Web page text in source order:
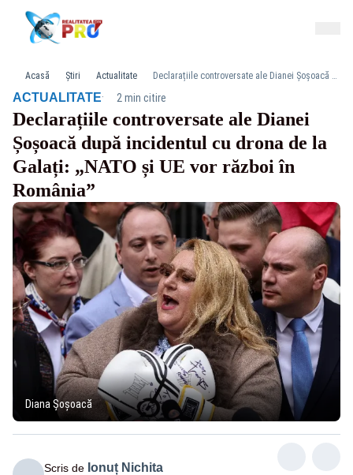
Acasă Știri Actualitate Declarațiile controversate ale Dianei Șoșoacă după incidentul cu drona de la Galați: „NATO și UE vor război în România”
ACTUALITATE· 2 min citire
Declarațiile controversate ale Dianei
Șoșoacă după incidentul cu drona de la
Galați: „NATO și UE vor război în
România”
Diana Șoșoacă
Scris de Ionuț Nichita